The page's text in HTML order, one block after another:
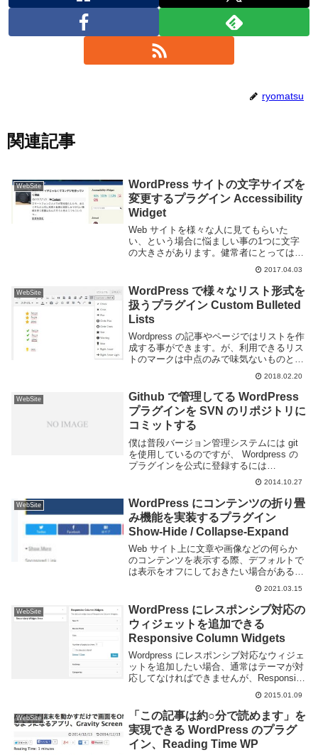
ryomatsu
関連記事
WebSite
WordPress サイトの文字サイズを
変更するプラグイン Accessibility
Widget
Web サイトを様々な人に見てもらいた
い、という場合に悩ましい事の1つに文字
の大きさがあります。健常者にとっては問
題なくても目の悪い人や老眼が進んだ人に
とっては文字が小さくて見難いなんて事が
よくあります。Web サイトに限った事で
は無いです...
2017.04.03
WebSite
WordPress で様々なリスト形式を
扱うプラグイン Custom Bulleted
Lists
Wordpress の記事やページではリストを作
成する事ができます。が、利用できるリス
トのマークは中点のみで味気ないものとな
っています。もっとほかのリストを作成し
たい、という場合には Custom Bulleted
Lists というプラグ...
2018.02.20
WebSite
Github で管理してる WordPress
プラグインを SVN のリポジトリに
コミットする
僕は普段バージョン管理システムには git
を使用しているのですが、 Wordpress の
プラグインを公式に登録するには
Subversion を使用しないといけない。な
ので git svn コマンドを使ってゴニョゴニ
ョした。github...
2014.10.27
WebSite
WordPress にコンテンツの折り畳
み機能を実装するプラグイン
Show-Hide / Collapse-Expand
Web サイト上に文章や画像などの何らか
のコンテンツを表示する際、デフォルトで
は表示をオフにしておきたい場合がある。
表示のオン・オフを切り替えられるように
することで長いテキストをすっきり見せた
り、漫画や映画などのネタバレを防ぐ事が
できる。W...
2021.03.15
WebSite
WordPress にレスポンシブ対応の
ウィジェットを追加できる
Responsive Column Widgets
Wordpress にレスポンシブ対応なウィジェ
ットを追加したい場合、通常はテーマが対
応してなければできませんが、Responsive
Column Widget というプラグインを利用す
れば簡単に追加する事ができるようになり
ます。Resp...
2015.01.09
WebSite
「この記事は約○分で読めます」を
実現できる WordPress のプラグ
イン、Reading Time WP